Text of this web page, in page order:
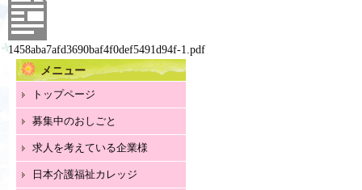
修
６
コ
ス
日
1458aba7afd3690baf4f0def5491d94f-1.pdf
メニュー
トップページ
募集中のおしごと
求人を考えている企業様
日本介護福祉カレッジ